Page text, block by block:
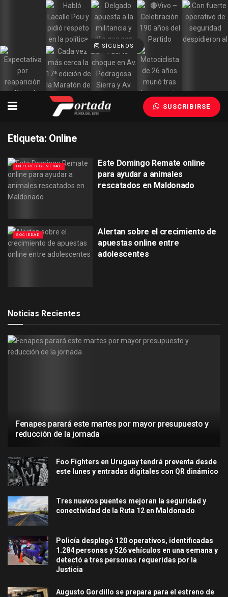
SÍGUENOS
SUSCRIBIRSE
Etiqueta: Online
INTERÉS GENERAL
Este Domingo Remate online
para ayudar a animales
rescatados en Maldonado
SOCIEDAD
Alertan sobre el crecimiento de
apuestas online entre
adolescentes
Noticias Recientes
Fenapes parará este martes por mayor presupuesto y
reducción de la jornada
Foo Fighters en Uruguay tendrá preventa desde
este lunes y entradas digitales con QR dinámico
Tres nuevos puentes mejoran la seguridad y
conectividad de la Ruta 12 en Maldonado
Policía desplegó 120 operativos, identificadas
1.284 personas y 526 vehículos en una semana y
detectó a tres personas requeridas por la
Justicia
Augusto Gordillo se prepara para el estreno de